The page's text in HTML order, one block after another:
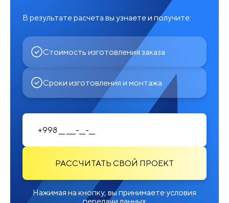
В результате расчета вы узнаете и получите:
Стоимость изготовления заказа
Сроки изготовления и монтажа
РАССЧИТАТЬ СВОЙ ПРОЕКТ
Нажимая на кнопку, вы принимаете условия